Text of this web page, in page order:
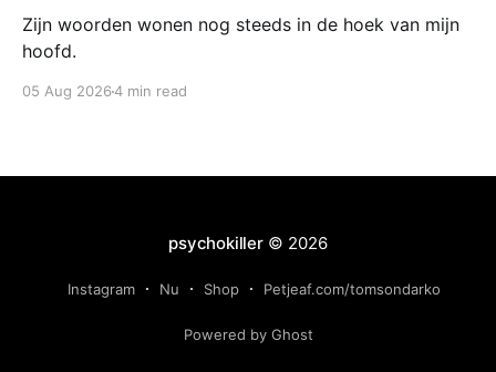
Zijn woorden wonen nog steeds in de hoek van mijn
hoofd.
05 Aug 20264 min read
psychokiller© 2026
Instagram Nu Shop Petjeaf.com/tomsondarko
Powered by Ghost